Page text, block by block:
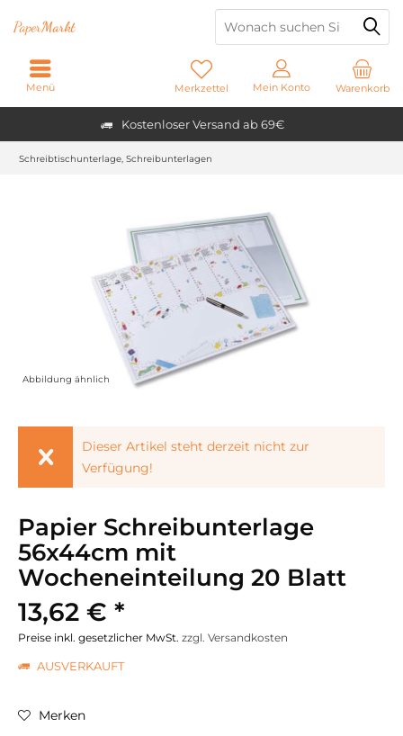
Kostenloser Versand ab 69€
PaperMarkt
Warenkorb
Merkzettel Mein Konto
Menü
Schreibtischunterlage, Schreibunterlagen
Abbildung ähnlich
Dieser Artikel steht derzeit nicht zur
Verfügung!
Papier Schreibunterlage
56x44cm mit
Wocheneinteilung 20 Blatt
13,62 € *
Preise inkl. gesetzlicher MwSt. zzgl. Versandkosten
AUSVERKAUFT
Merken